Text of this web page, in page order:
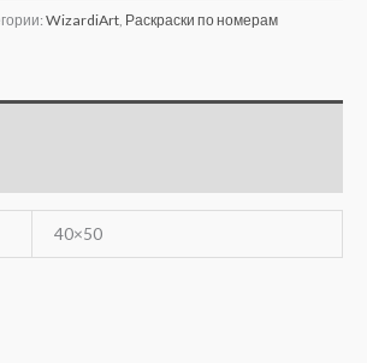
WizardiArt, Раскраски по номерам
40×50